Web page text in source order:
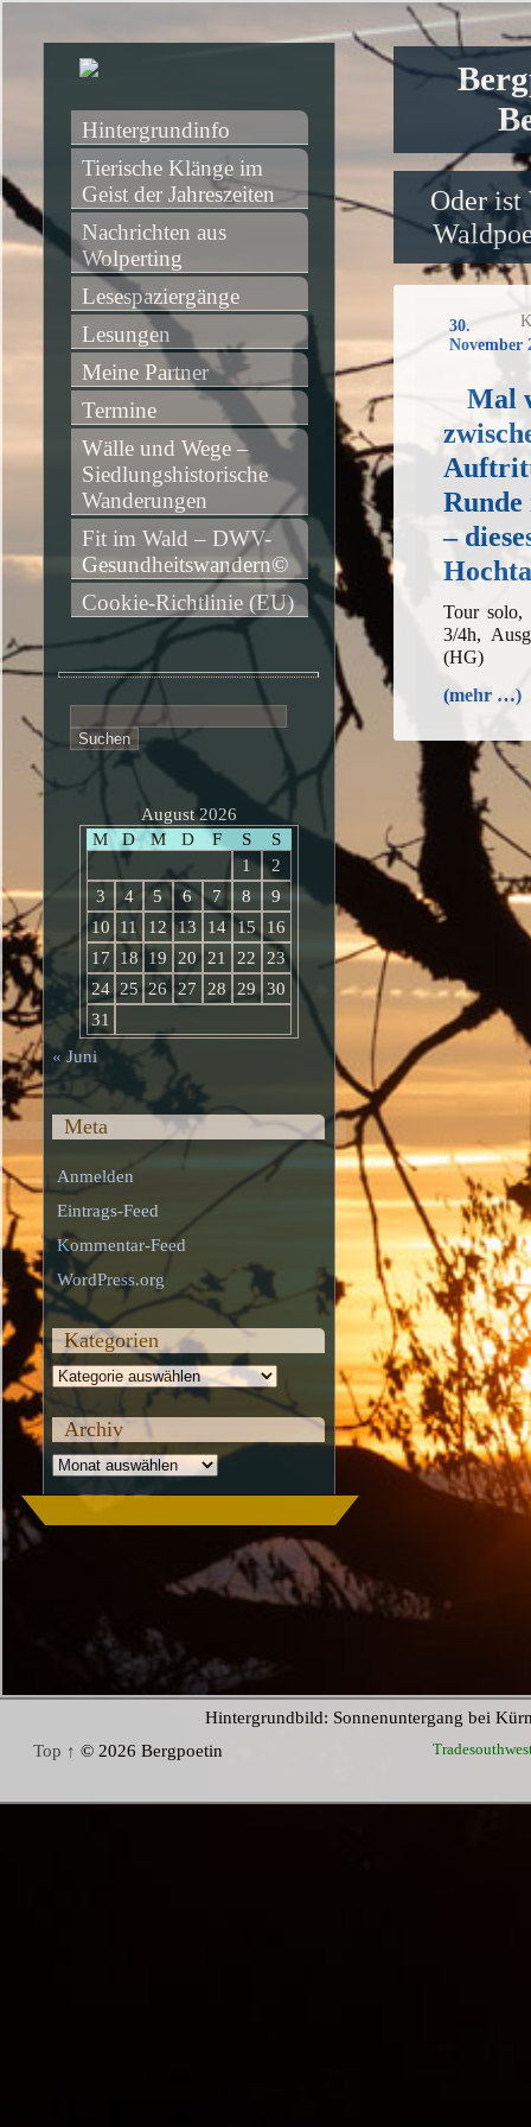
Oder ist
30.
November
Mal
Runde
–
Tour
3/4h,
(HG)
(mehr …)
Hintergrundinfo
Tierische Klänge im
Geist der Jahreszeiten
Nachrichten aus
Wolperting
Lesespaziergänge
Lesungen
Meine Partner
Termine
Wälle und Wege –
Siedlungshistorische
Wanderungen
Fit im Wald – DWV-
Gesundheitswandern©
Cookie-Richtlinie (EU)
nach:
August 2026
M
D M D F S
S
1
2
3
4 5 6 7 8
9
10
11 12 13 14 15
16
17
18 19 20 21 22
23
24 25 26 27 28 29
30
31
« Juni
Meta
Anmelden
Eintrags-Feed
Kommentar-Feed
WordPress.org
Kategorien
Kategorien
Archiv
Archiv
Hintergrundbild: Sonnenuntergang bei
Top ↑ © 2026 Bergpoetin